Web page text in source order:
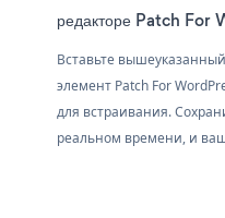
редакторе Patch For
Вставьте
элемент Patch For
для встраивания.
реальном времени, и